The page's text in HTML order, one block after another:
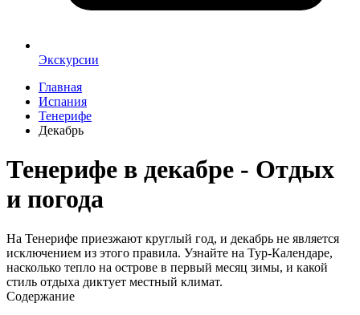
Экскурсии
Главная
Испания
Тенерифе
Декабрь
Тенерифе в декабре - Отдых
и погода
На Тенерифе приезжают круглый год, и декабрь не является
исключением из этого правила. Узнайте на Тур-Календаре,
насколько тепло на острове в первый месяц зимы, и какой
стиль отдыха диктует местный климат.
Содержание